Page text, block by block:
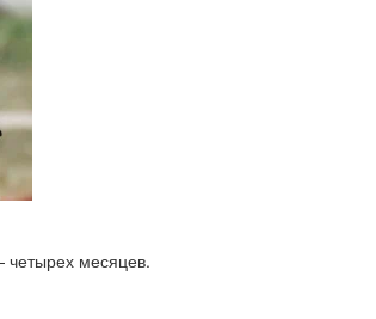
четырех месяцев.